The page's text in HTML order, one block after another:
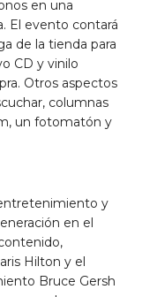
en una
El evento contará
de la tienda para
CD y vinilo
Otros aspectos
columnas
un fotomatón y
y
en el
Hilton y el
Bruce Gersh